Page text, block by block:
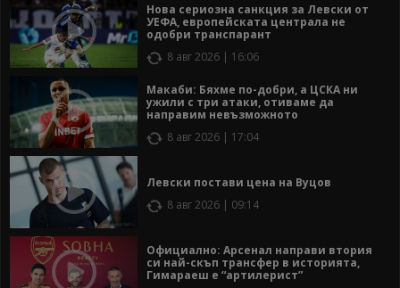
Нова сериозна санкция за Левски от
УЕФА, европейската централа не
одобри транспарант
8 авг 2026 | 16:06
Макаби: Бяхме по-добри, а ЦСКА ни
ужили с три атаки, отиваме да
направим невъзможното
8 авг 2026 | 17:04
Левски постави цена на Вуцов
8 авг 2026 | 09:14
Официално: Арсенал направи втория
си най-скъп трансфер в историята,
Гимараеш е “артилерист”